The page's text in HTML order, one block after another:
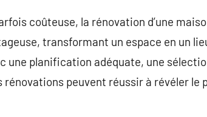
coûteuse, la rénovation d’une
transformant un espace en un
une planification adéquate, une
peuvent réussir à révéler le